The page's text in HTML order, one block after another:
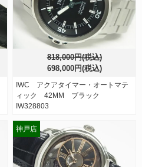
818,000円(税込)
698,000円(税込)
IWC アクアタイマー・オートマテ
ィック 42MM ブラック
IW328803
神戸店